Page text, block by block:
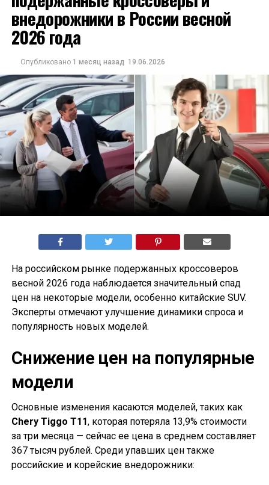
внедорожники в России весной
2026 года
Опубликовано 1 месяц назад 19.06.2026
На российском рынке подержанных кроссоверов
весной 2026 года наблюдается значительный спад
цен на некоторые модели, особенно китайские SUV.
Эксперты отмечают улучшение динамики спроса и
популярность новых моделей.
Снижение цен на популярные
модели
Основные изменения касаются моделей, таких как
Chery Tiggo T11, которая потеряла 13,9% стоимости
за три месяца — сейчас ее цена в среднем составляет
367 тысяч рублей. Среди упавших цен также
российские и корейские внедорожники: